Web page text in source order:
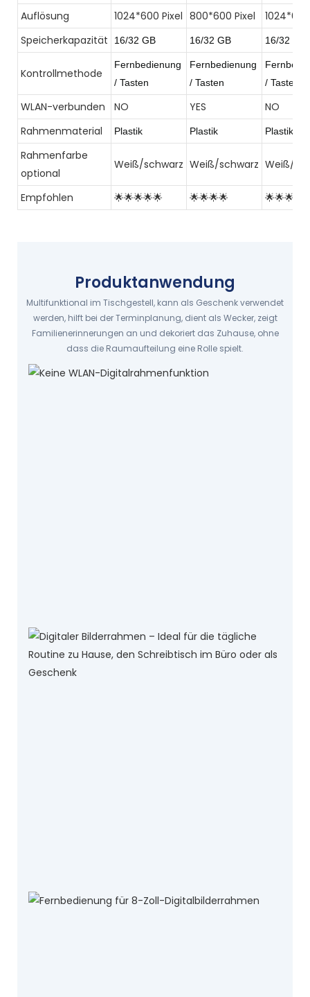
Auflösung
1024*600 Pixel 800*600 Pixel
Speicherkapazität
16/32 GB 16/32 GB 16/32 GB
Kontrollmethode
Fernbedienung
/ Tasten
Fernbedienung
/ Tasten
/ Tasten
WLAN-verbunden NO YES
NO
Rahmenmaterial
Plastik Plastik Plastik
Rahmenfarbe
optional
Weiß/schwarz Weiß/schwarz Weiß/
Empfohlen 🌟🌟🌟🌟🌟 🌟🌟🌟🌟 🌟🌟🌟🌟
Produktanwendung
Multifunktional im Tischgestell, kann als Geschenk verwendet
werden, hilft bei der Terminplanung, dient als Wecker, zeigt
Familienerinnerungen an und dekoriert das Zuhause, ohne
dass die Raumaufteilung eine Rolle spielt.